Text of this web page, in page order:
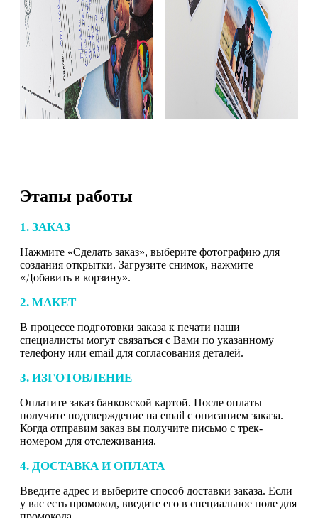
Этапы работы
1. ЗАКАЗ
Нажмите «Сделать заказ», выберите фотографию для
создания открытки. Загрузите снимок, нажмите
«Добавить в корзину».
2. МАКЕТ
В процессе подготовки заказа к печати наши
специалисты могут связаться с Вами по указанному
телефону или email для согласования деталей.
3. ИЗГОТОВЛЕНИЕ
Оплатите заказ банковской картой. После оплаты
получите подтверждение на email с описанием заказа.
Когда отправим заказ вы получите письмо с трек-
номером для отслеживания.
4. ДОСТАВКА И ОПЛАТА
Введите адрес и выберите способ доставки заказа. Если
у вас есть промокод, введите его в специальное поле для